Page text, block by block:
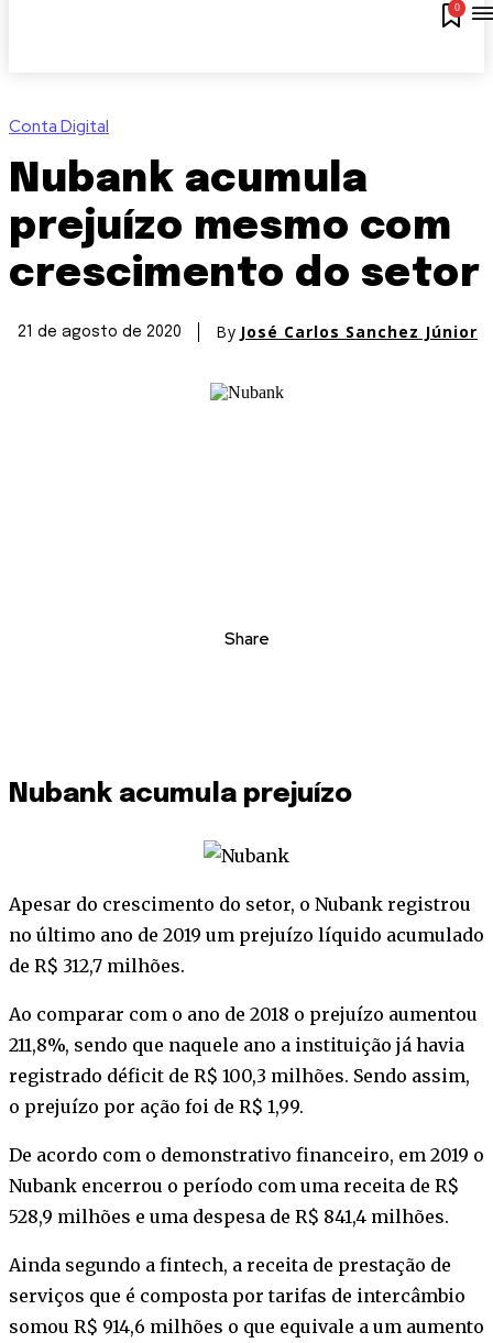
0
Conta Digital
Nubank acumula
prejuízo mesmo com
crescimento do setor
21 de agosto de 2020 By José Carlos Sanchez Júnior
Share
Nubank acumula prejuízo
Apesar do crescimento do setor, o Nubank registrou
no último ano de 2019 um prejuízo líquido acumulado
de R$ 312,7 milhões.
Ao comparar com o ano de 2018 o prejuízo aumentou
211,8%, sendo que naquele ano a instituição já havia
registrado déficit de R$ 100,3 milhões. Sendo assim,
o prejuízo por ação foi de R$ 1,99.
De acordo com o demonstrativo financeiro, em 2019 o
Nubank encerrou o período com uma receita de R$
528,9 milhões e uma despesa de R$ 841,4 milhões.
Ainda segundo a fintech, a receita de prestação de
serviços que é composta por tarifas de intercâmbio
somou R$ 914,6 milhões o que equivale a um aumento